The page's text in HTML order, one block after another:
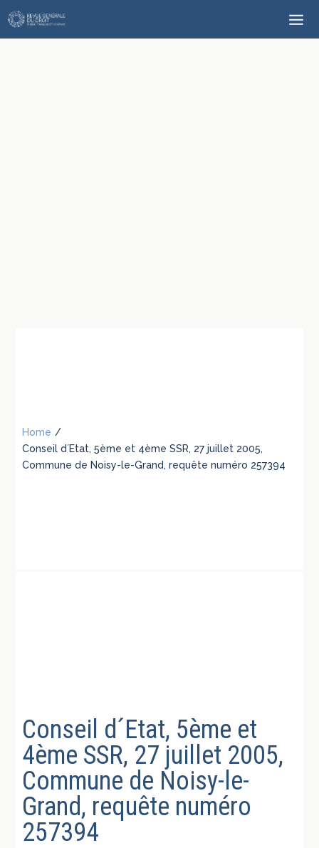
Home /
Conseil d´Etat, 5ème et 4ème SSR, 27 juillet 2005,
Commune de Noisy-le-Grand, requête numéro 257394
Conseil d´Etat, 5ème et
4ème SSR, 27 juillet 2005,
Commune de Noisy-le-
Grand, requête numéro
257394